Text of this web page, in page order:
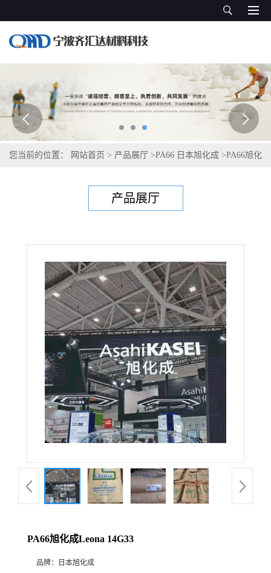
您当前的位置： 网站首页 > 产品展厅 >PA66 日本旭化成 >PA66旭化
产品展厅
PA66旭化成Leona 14G33
品牌：
日本旭化成